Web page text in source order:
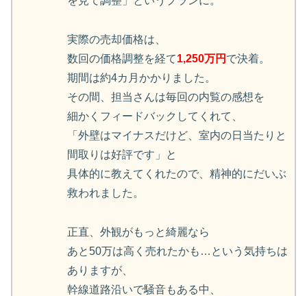
実際の売却価格は、
数回の価格調整を経て1,250万円 で決着。
期間は約4カ月かかりました。
その間、担当さんは毎回の内覧の感想を
細かくフィードバックしてくれて、
「外壁はマイナスだけど、室内の日当たりと
間取りは好評です」と
具体的に教えてくれたので、精神的にだいぶ
救われました。
正直、外観がもっと綺麗なら
あと50万は高く売れたかも…という気持ちは
ありますが、
幹線道路沿いで騒音もある中、